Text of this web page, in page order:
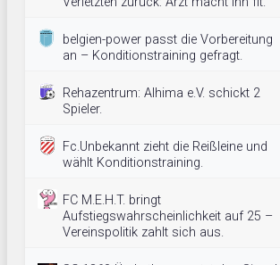
belgien-power passt die Vorbereitung
an – Konditionstraining gefragt.
Rehazentrum: Alhima e.V. schickt 2
Spieler.
Fc.Unbekannt zieht die Reißleine und
wählt Konditionstraining.
FC M.E.H.T. bringt
Aufstiegswahrscheinlichkeit auf 25 –
Vereinspolitik zahlt sich aus.